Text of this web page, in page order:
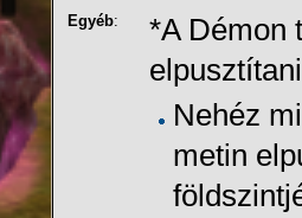
Egyéb: *A Démon
Nehéz
metin